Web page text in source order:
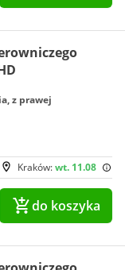
z prawej
Kraków:wt. 11.08
do koszyka